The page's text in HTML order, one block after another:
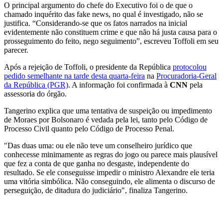
O principal argumento do chefe do Executivo foi o de que o
chamado inquérito das fake news, no qual é investigado, não se
justifica. “Considerando-se que os fatos narrados na inicial
evidentemente não constituem crime e que não há justa causa para o
prosseguimento do feito, nego seguimento”, escreveu Toffoli em seu
parecer.
Após a rejeição de Toffoli, o presidente da República protocolou
pedido semelhante na tarde desta quarta-feira na Procuradoria-Geral
da República (PGR). A informação foi confirmada à CNN pela
assessoria do órgão.
Tangerino explica que uma tentativa de suspeição ou impedimento
de Moraes por Bolsonaro é vedada pela lei, tanto pelo Código de
Processo Civil quanto pelo Código de Processo Penal.
"Das duas uma: ou ele não teve um conselheiro jurídico que
conhecesse minimamente as regras do jogo ou parece mais plausível
que fez a conta de que ganha no desgaste, independente do
resultado. Se ele conseguisse impedir o ministro Alexandre ele teria
uma vitória simbólica. Não conseguindo, ele alimenta o discurso de
perseguição, de ditadura do judiciário", finaliza Tangerino.